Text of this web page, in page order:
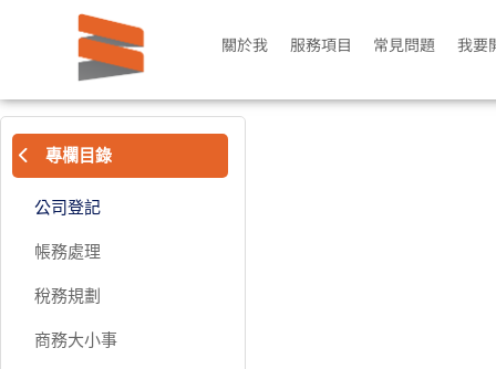
關於我 服務項目 常見問題 我要
專欄目錄
公司登記
帳務處理
稅務規劃
商務大小事